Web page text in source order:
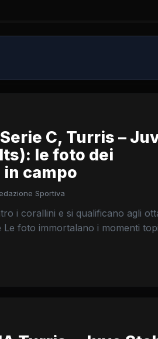
C, Turris –
le foto dei
campo
Sportiva
i corallini e si qualificano agli
foto immortalano i momenti